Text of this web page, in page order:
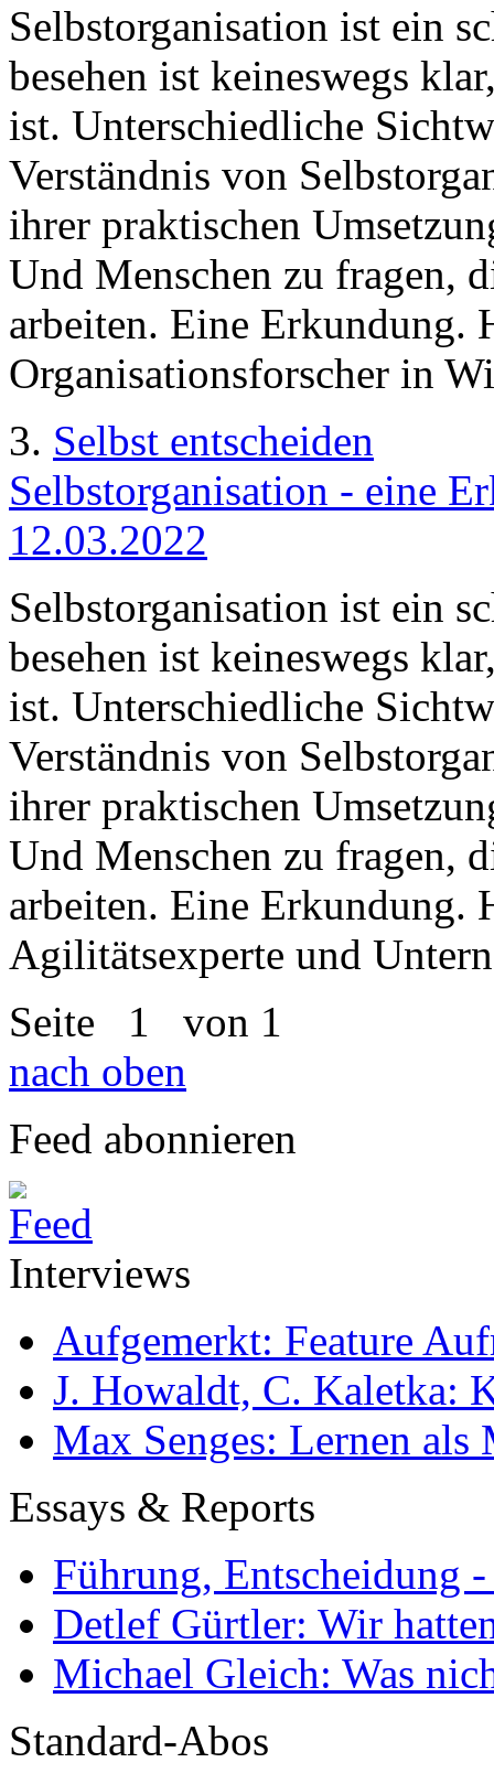
Selbstorganisation ist ein
besehen ist keineswegs
ist. Unterschiedliche
Verständnis von
ihrer praktischen
Und Menschen zu fragen,
arbeiten. Eine Erkundung.
Organisationsforscher in
3. Selbst entscheiden
Selbstorganisation - eine
12.03.2022
Selbstorganisation ist ein
besehen ist keineswegs
ist. Unterschiedliche
Verständnis von
ihrer praktischen
Und Menschen zu fragen,
arbeiten. Eine
Agilitätsexperte und
Seite 1 von 1
nach oben
Feed abonnieren
Interviews
Aufgemerkt: Feature
J. Howaldt, C. Kaletka:
Max Senges: Lernen als
Essays & Reports
Führung, Entscheidung
Detlef Gürtler: Wir
Michael Gleich: Was
Standard-Abos